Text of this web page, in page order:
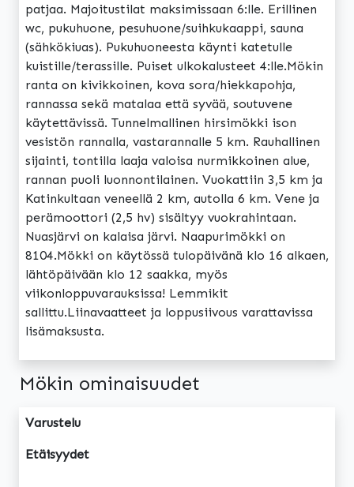
patjaa. Majoitustilat maksimissaan 6:lle. Erillinen
wc, pukuhuone, pesuhuone/suihkukaappi, sauna
(sähkökiuas). Pukuhuoneesta käynti katetulle
kuistille/terassille. Puiset ulkokalusteet 4:lle.Mökin
ranta on kivikkoinen, kova sora/hiekkapohja,
rannassa sekä matalaa että syvää, soutuvene
käytettävissä. Tunnelmallinen hirsimökki ison
vesistön rannalla, vastarannalle 5 km. Rauhallinen
sijainti, tontilla laaja valoisa nurmikkoinen alue,
rannan puoli luonnontilainen. Vuokattiin 3,5 km ja
Katinkultaan veneellä 2 km, autolla 6 km. Vene ja
perämoottori (2,5 hv) sisältyy vuokrahintaan.
Nuasjärvi on kalaisa järvi. Naapurimökki on
8104.Mökki on käytössä tulopäivänä klo 16 alkaen,
lähtöpäivään klo 12 saakka, myös
viikonloppuvarauksissa! Lemmikit
sallittu.Liinavaatteet ja loppusiivous varattavissa
lisämaksusta.
Mökin ominaisuudet
Varustelu
Etäisyydet